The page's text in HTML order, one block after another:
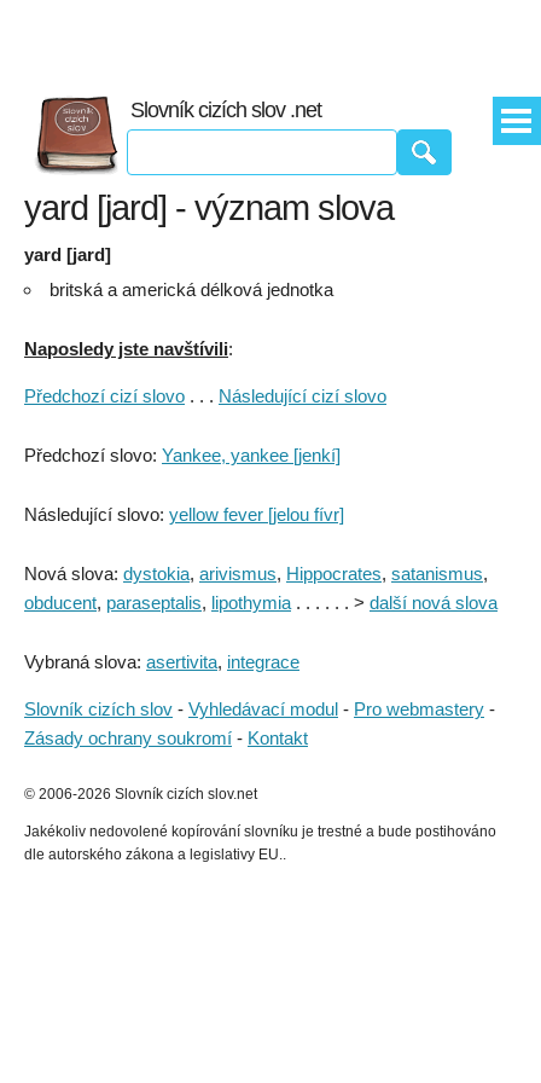
Slovník cizích slov .net
yard [jard] - význam slova
yard [jard]
britská a americká délková jednotka
Naposledy jste navštívili:
Předchozí cizí slovo . . . Následující cizí slovo
Předchozí slovo: Yankee, yankee [jenkí]
Následující slovo: yellow fever [jelou fívr]
Nová slova: dystokia, arivismus, Hippocrates, satanismus,
obducent, paraseptalis, lipothymia . . . . . . > další nová slova
Vybraná slova: asertivita, integrace
Slovník cizích slov - Vyhledávací modul - Pro webmastery -
Zásady ochrany soukromí - Kontakt
© 2006-2026 Slovník cizích slov.net
Jakékoliv nedovolené kopírování slovníku je trestné a bude postihováno
dle autorského zákona a legislativy EU..